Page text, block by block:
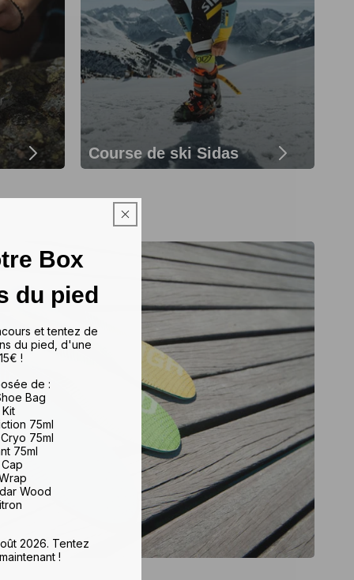
Course de ski Sidas
Box
du pied
et tentez de
du pied, d'une
!
de :
Bag
75ml
75ml
75ml
Wood
2026. Tentez
!